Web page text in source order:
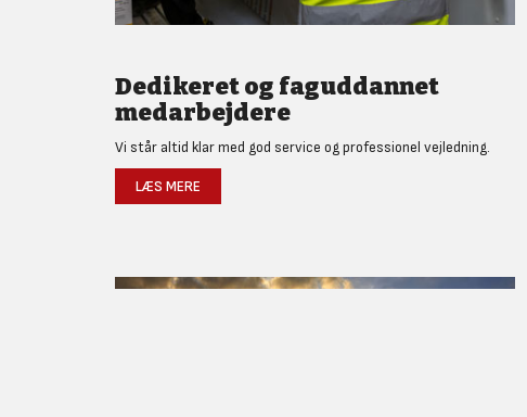
Dedikeret og faguddannet
medarbejdere
Vi står altid klar med god service og professionel vejledning.
LÆS MERE